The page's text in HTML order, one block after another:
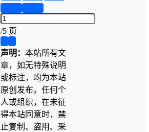
/5 页
声明： 本站所有文
章，如无特殊说明
或标注，均为本站
原创发布。任何个
人或组织，在未征
得本站同意时，禁
止复制、盗用、采